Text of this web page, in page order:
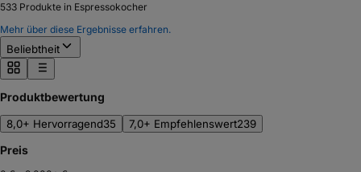
533 Produkte in Espressokocher
Mehr über diese Ergebnisse erfahren.
Beliebtheit
Produktbewertung
8,0+ Hervorragend35 7,0+ Empfehlenswert239
Preis